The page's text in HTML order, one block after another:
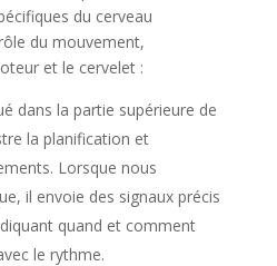
du cerveau
du mouvement,
et le cervelet :
dans la partie supérieure de
la planification et
Lorsque nous
il envoie des signaux précis
quand et comment
le rythme.